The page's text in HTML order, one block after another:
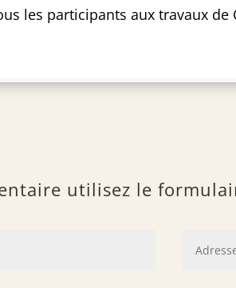
les participants aux travaux de
utilisez le